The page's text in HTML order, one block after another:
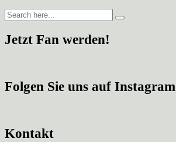
Jetzt Fan werden!
Folgen Sie uns auf Instagram
Kontakt